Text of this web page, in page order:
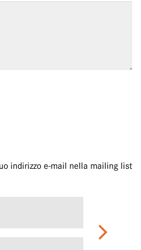
indirizzo e-mail nella mailing list